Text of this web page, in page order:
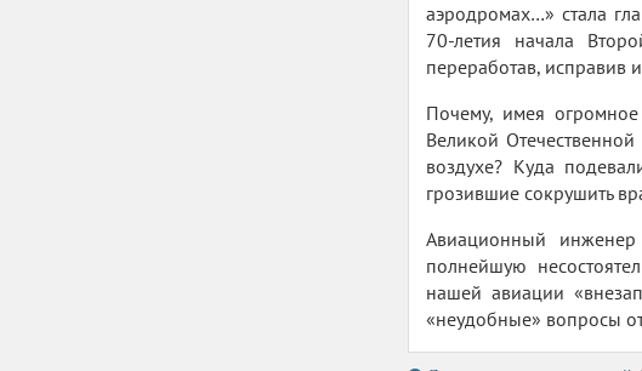
аэродромах…» стала
70-летия начала
переработав, исправив
Почему, имея
Великой
воздухе? Куда
грозившие сокрушить
Авиационный
полнейшую
нашей авиации
«неудобные» вопросы